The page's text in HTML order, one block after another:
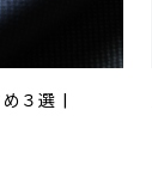
３選 |